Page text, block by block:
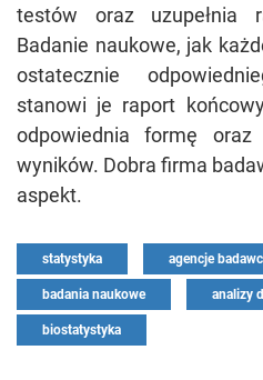
testów oraz uzupełnia
Badanie naukowe, jak
ostatecznie
stanowi je raport
odpowiednia formę oraz
wyników. Dobra firma
aspekt.
statystyka agencje
badania naukowe analizy
biostatystyka